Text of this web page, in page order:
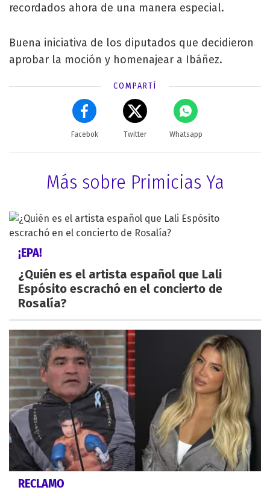
recordados ahora de una manera especial.
Buena iniciativa de los diputados que decidieron
aprobar la moción y homenajear a Ibáñez.
COMPARTÍ
Facebok Twitter Whatsapp
Más sobre Primicias Ya
¡EPA!
¿Quién es el artista español que Lali
Espósito escrachó en el concierto de
Rosalía?
RECLAMO